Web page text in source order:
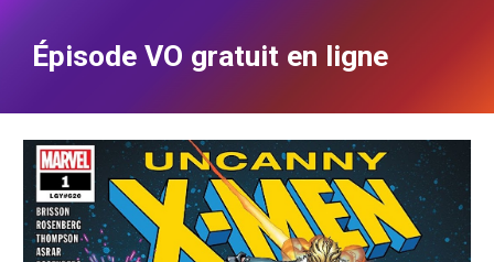
Épisode VO gratuit en ligne